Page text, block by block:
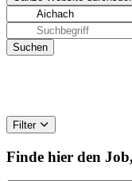
Filter
Finde hier den